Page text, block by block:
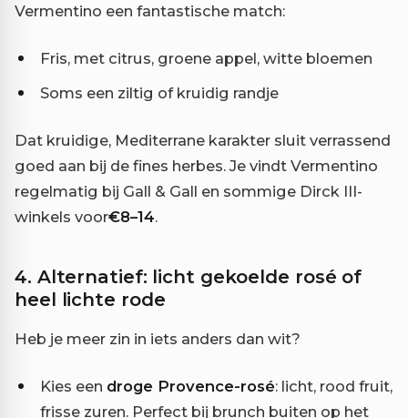
Vermentino een fantastische match:
Fris, met citrus, groene appel, witte bloemen
Soms een ziltig of kruidig randje
Dat kruidige, Mediterrane karakter sluit verrassend
goed aan bij de fines herbes. Je vindt Vermentino
regelmatig bij Gall & Gall en sommige Dirck III-
winkels voor€8–14.
4. Alternatief: licht gekoelde rosé of
heel lichte rode
Heb je meer zin in iets anders dan wit?
Kies een droge Provence-rosé: licht, rood fruit,
frisse zuren. Perfect bij brunch buiten op het